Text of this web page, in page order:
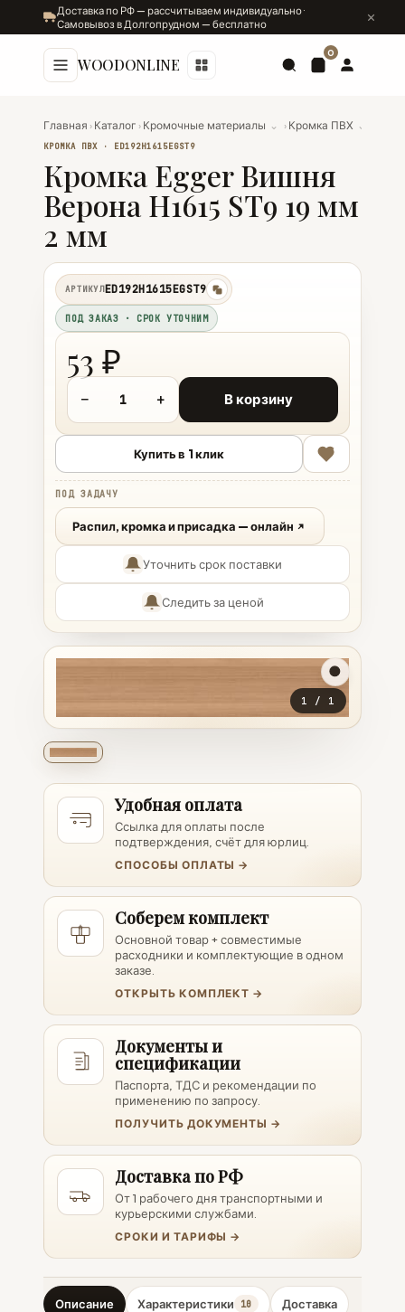
Доставка по РФ — рассчитываем индивидуально ·
Самовывоз в Долгопрудном — бесплатно
WOODONLINE
0
Главная › Каталог › Кромочные материалы ⌄ › Кромка ПВХ ⌄
КРОМКА ПВХ · ED192Н1615EGST9
Кромка Egger Вишня
Верона Н1615 ST9 19 мм
2 мм
1 / 1
АРТИКУЛED192Н1615EGST9
копировать
ПОД ЗАКАЗ · СРОК УТОЧНИМ
53 ₽
− + В корзину
Купить в 1 клик
ПОД ЗАДАЧУ
Распил, кромка и присадка — онлайн
Уточнить срок поставки
Следить за ценой
Удобная оплата
Ссылка для оплаты после
подтверждения, счёт для юрлиц.
СПОСОБЫ ОПЛАТЫ →
Соберем комплект
Основной товар + совместимые
расходники и комплектующие в одном
заказе.
ОТКРЫТЬ КОМПЛЕКТ →
Документы и
спецификации
Паспорта, ТДС и рекомендации по
применению по запросу.
ПОЛУЧИТЬ ДОКУМЕНТЫ →
Доставка по РФ
От 1 рабочего дня транспортными и
курьерскими службами.
СРОКИ И ТАРИФЫ →
Описание Характеристики 10 Доставка